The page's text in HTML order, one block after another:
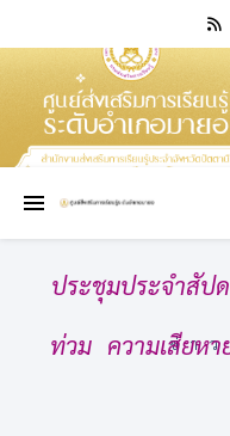
ข่า
ประชุมประจำสั
ท่วม ความเสียหา